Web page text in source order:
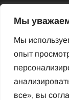
Мы
Мы
опыт
все», вы
Новый
Архив номеров
Impressum